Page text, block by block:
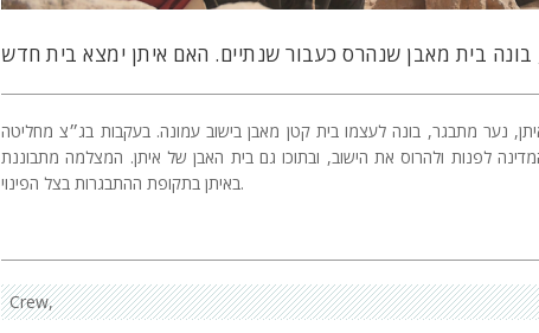
נער מתבגר, בונה לעצמו בית קטן מאבן בישוב עמונה. בעקבות בג״צ מחליטה
לפנות ולהרוס את הישוב, ובתוכו גם בית האבן של איתן. המצלמה מתבוננת
באיתן בתקופת ההתבגרות בצל הפינוי.
Crew